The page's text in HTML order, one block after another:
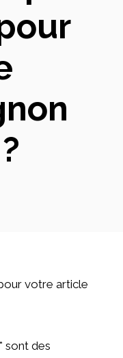
votre article
* sont des